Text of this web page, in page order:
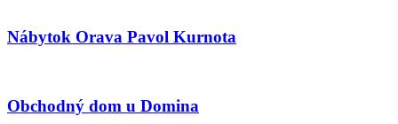
Nábytok Orava Pavol Kurnota
Obchodný dom u Domina